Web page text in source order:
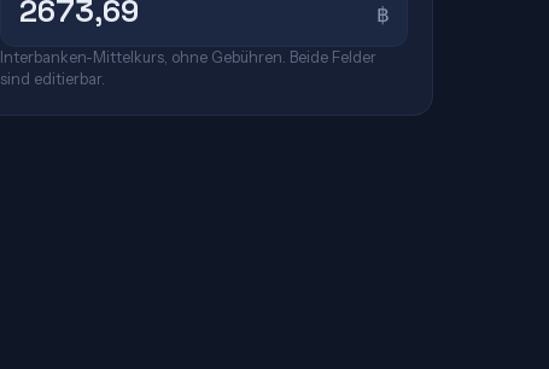
฿
Interbanken-Mittelkurs, ohne Gebühren. Beide Felder
sind editierbar.